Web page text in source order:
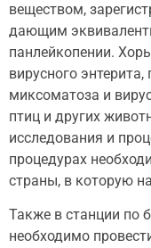
веществом,
дающим
панлейкопении.
вирусного
миксоматоза и
птиц и других
исследования и
процедурах
страны, в которую
Также в станции по
необходимо